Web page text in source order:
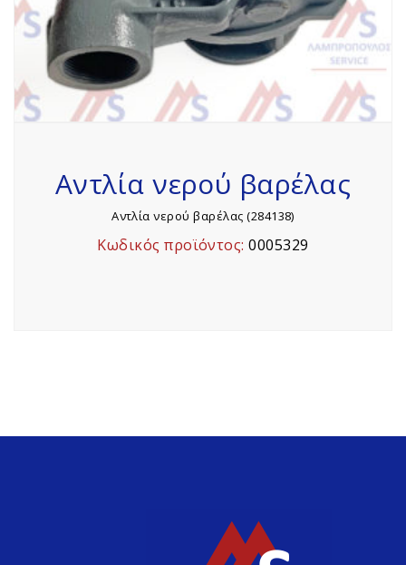
Αντλία νερού βαρέλας
Αντλία νερού βαρέλας (284138)
Κωδικός προϊόντος:0005329